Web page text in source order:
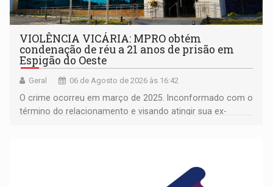
VIOLÊNCIA VICÁRIA: MPRO obtém
condenação de réu a 21 anos de prisão em
Espigão do Oeste
Geral 06 de Agosto de 2026 às 16:42
O crime ocorreu em março de 2025. Inconformado com o
término do relacionamento e visando atingir sua ex-